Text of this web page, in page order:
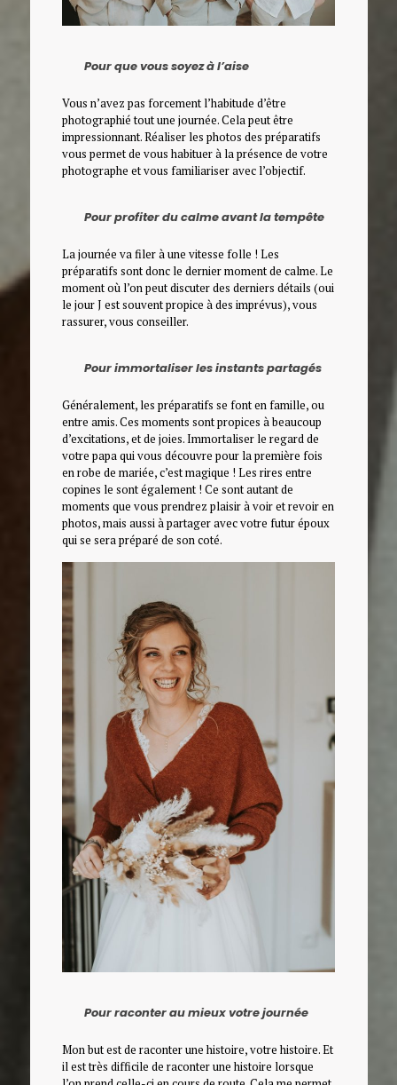
Pour que vous soyez à l’aise
Vous n’avez pas forcement l’habitude d’être
photographié tout une journée. Cela peut être
impressionnant. Réaliser les photos des préparatifs
vous permet de vous habituer à la présence de votre
photographe et vous familiariser avec l’objectif.
Pour profiter du calme avant la tempête
La journée va filer à une vitesse folle ! Les
préparatifs sont donc le dernier moment de calme. Le
moment où l’on peut discuter des derniers détails (oui
le jour J est souvent propice à des imprévus), vous
rassurer, vous conseiller.
Pour immortaliser les instants partagés
Généralement, les préparatifs se font en famille, ou
entre amis. Ces moments sont propices à beaucoup
d’excitations, et de joies. Immortaliser le regard de
votre papa qui vous découvre pour la première fois
en robe de mariée, c’est magique ! Les rires entre
copines le sont également ! Ce sont autant de
moments que vous prendrez plaisir à voir et revoir en
photos, mais aussi à partager avec votre futur époux
qui se sera préparé de son coté.
Pour raconter au mieux votre journée
Mon but est de raconter une histoire, votre histoire. Et
il est très difficile de raconter une histoire lorsque